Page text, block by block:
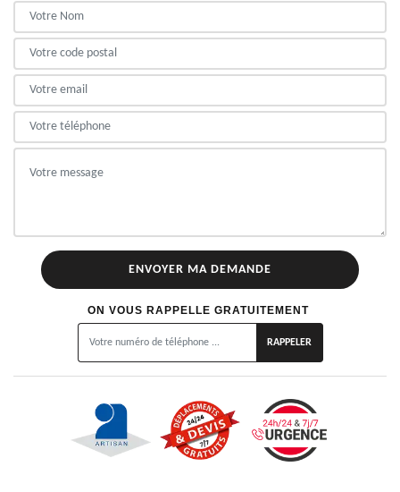
ON VOUS RAPPELLE GRATUITEMENT